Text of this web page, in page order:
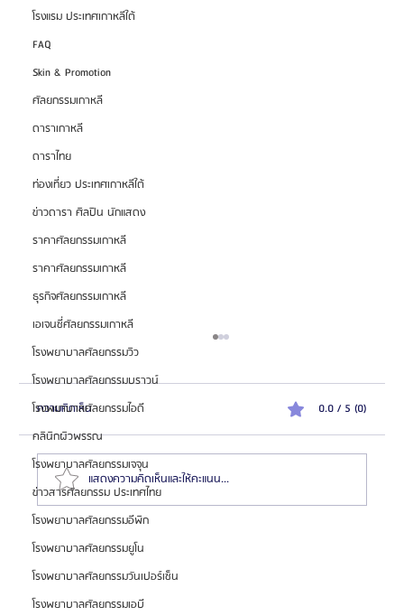
โรงแรม ประเทศเกาหลีใต้
FAQ
Skin & Promotion
ศัลยกรรมเกาหลี
ดาราเกาหลี
ดาราไทย
ท่องเที่ยว ประเทศเกาหลีใต้
ข่าวดารา ศิลปิน นักแสดง
ราคาศัลยกรรมเกาหลี
ราคาศัลยกรรมเกาหลี
ธุรกิจศัลยกรรมเกาหลี
เอเจนซี่ศัลยกรรมเกาหลี
โรงพยาบาลศัลยกรรมวิว
โรงพยาบาลศัลยกรรมบราวน์
โรงพยาบาลศัลยกรรมไอดี
คลินิกผิวพรรณ
โรงพยาบาลศัลยกรรมเจจุน
ข่าวสารศัลยกรรม ประเทศไทย
โรงพยาบาลศัลยกรรมอีพิก
โรงพยาบาลศัลยกรรมยูโน
โรงพยาบาลศัลยกรรมวันเปอร์เซ็น
โรงพยาบาลศัลยกรรมเอบี
แนะนำอาหารเสริมเพิ่มความสูงที่ดีที่สุด พร้อมเปรียบ
เทียบคุณสมบัติแต่ละตัว
ความคิดเห็น 0.0 / 5 (0)
แสดงความคิดเห็นและให้คะแนน...